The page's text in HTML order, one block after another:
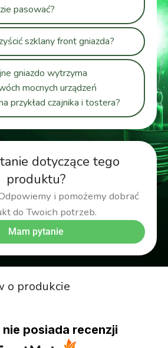
dotyczące tego
produktu?
i pomożemy dobrać
do Twoich potrzeb.
Mam pytanie
pasować?
szklany front gniazda?
gniazdo wytrzyma
mocnych urządzeń
przykład czajnika i tostera?
o produkcie
posiada recenzji